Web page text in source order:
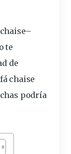
chaise–
te
de
chaise
podría